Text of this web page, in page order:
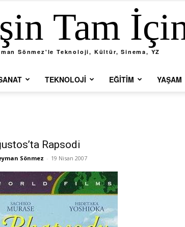
Tam
Sönmez'le Teknoloji, Kültür, Sinema, YZ
TEKNOLOJI EĞITIM YAŞAM
Rapsodi
Sönmez - 19 Nisan 2007